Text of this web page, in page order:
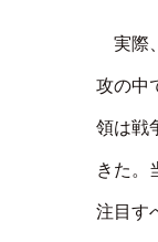
実際
攻の中
領は戦
きた。
注目す